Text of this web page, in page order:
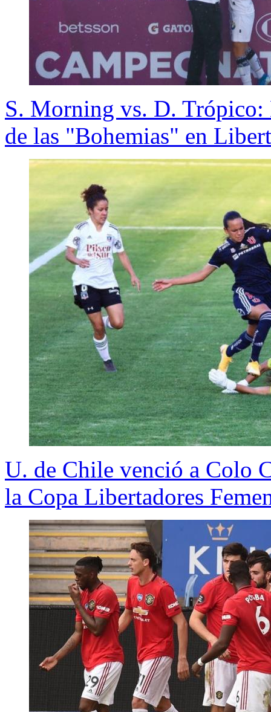
S. Morning vs. D.
de las "Bohemias" en
U. de Chile venció a Colo
la Copa Libertadores